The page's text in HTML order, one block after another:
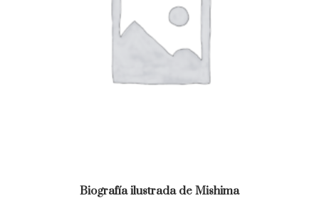
Biografía ilustrada de Mishima